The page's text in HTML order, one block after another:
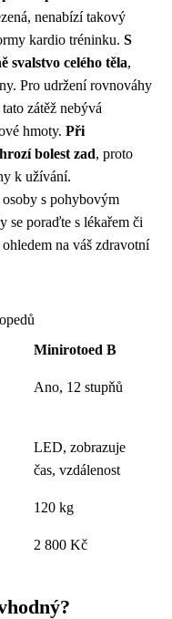
nenabízí takový
kardio tréninku. S
svalstvo celého těla,
Pro udržení rovnováhy
zátěž nebývá
hmoty. Při
bolest zad, proto
k užívání.
s pohybovým
se poraďte s lékařem či
na váš zdravotní
Minirotoed B
Ano, 12 stupňů
LED, zobrazuje
čas, vzdálenost
120 kg
2 800 Kč